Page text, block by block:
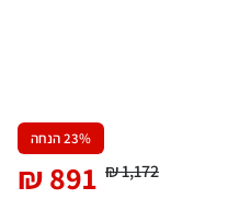
23% הנחה
1,172
₪
891
₪